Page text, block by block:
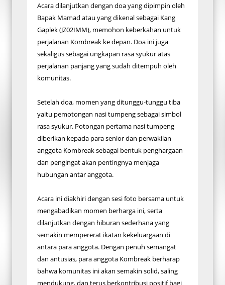
Acara dilanjutkan dengan doa yang dipimpin oleh
Bapak Mamad atau yang dikenal sebagai Kang
Gaplek (JZ02IMM), memohon keberkahan untuk
perjalanan Kombreak ke depan. Doa ini juga
sekaligus sebagai ungkapan rasa syukur atas
perjalanan panjang yang sudah ditempuh oleh
komunitas.
Setelah doa, momen yang ditunggu-tunggu tiba
yaitu pemotongan nasi tumpeng sebagai simbol
rasa syukur. Potongan pertama nasi tumpeng
diberikan kepada para senior dan perwakilan
anggota Kombreak sebagai bentuk penghargaan
dan pengingat akan pentingnya menjaga
hubungan antar anggota.
Acara ini diakhiri dengan sesi foto bersama untuk
mengabadikan momen berharga ini, serta
dilanjutkan dengan hiburan sederhana yang
semakin mempererat ikatan kekeluargaan di
antara para anggota. Dengan penuh semangat
dan antusias, para anggota Kombreak berharap
bahwa komunitas ini akan semakin solid, saling
mendukung, dan terus berkontribusi positif bagi